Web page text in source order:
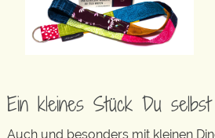
Ein kleines Stück Du selbst
Auch und besonders mit kleinen